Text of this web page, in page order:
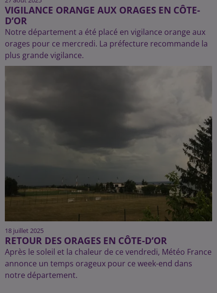
VIGILANCE ORANGE AUX ORAGES EN CÔTE-
D’OR
Notre département a été placé en vigilance orange aux
orages pour ce mercredi. La préfecture recommande la
plus grande vigilance.
18 juillet 2025
RETOUR DES ORAGES EN CÔTE-D’OR
Après le soleil et la chaleur de ce vendredi, Météo France
annonce un temps orageux pour ce week-end dans
notre département.